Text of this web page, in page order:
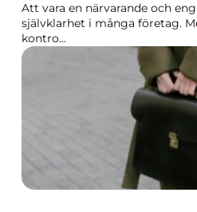
Att vara en närvarande och
självklarhet i många företag.
kontro...